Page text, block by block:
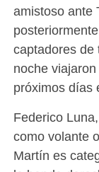
amistoso ante
captadores de
noche
próximos días
Federico
como volante
Martín es